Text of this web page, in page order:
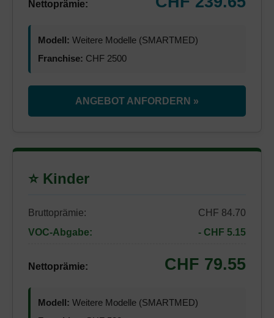
Nettoprämie:
Modell: Weitere Modelle (SMARTMED)
Franchise: CHF 2500
ANGEBOT ANFORDERN »
⭐ Kinder
Bruttoprämie:
CHF 84.70
VOC-Abgabe:
- CHF 5.15
Nettoprämie: CHF 79.55
Modell: Weitere Modelle (SMARTMED)